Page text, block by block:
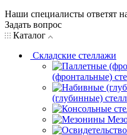
Наши специалисты ответят
Задать вопрос
Каталог
Складские стеллажи
(фронтальные)
(глубинные)